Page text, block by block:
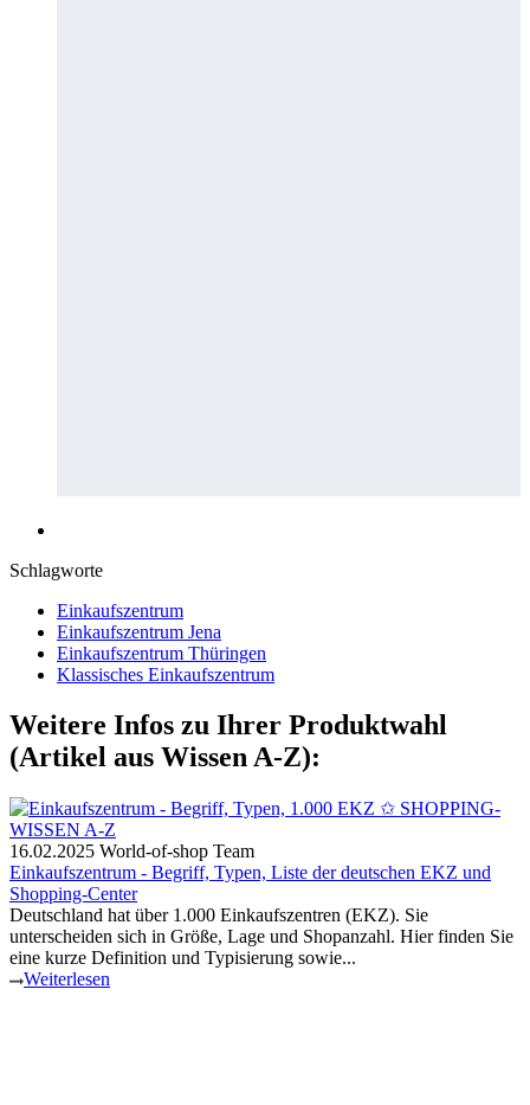
Schlagworte
Einkaufszentrum
Einkaufszentrum Jena
Einkaufszentrum Thüringen
Klassisches Einkaufszentrum
Weitere Infos zu Ihrer Produktwahl
(Artikel aus Wissen A-Z):
16.02.2025 World-of-shop Team
Einkaufszentrum - Begriff, Typen, Liste der deutschen EKZ und
Shopping-Center
Deutschland hat über 1.000 Einkaufszentren (EKZ). Sie
unterscheiden sich in Größe, Lage und Shopanzahl. Hier finden Sie
eine kurze Definition und Typisierung sowie...
Weiterlesen